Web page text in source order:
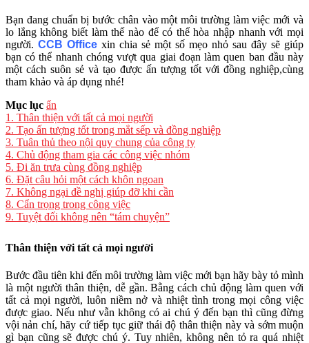
Bạn đang chuẩn bị bước chân vào một môi trường làm việc mới và
lo lắng không biết làm thế nào để có thể hòa nhập nhanh với mọi
người. CCB Office xin chia sẻ một số mẹo nhỏ sau đây sẽ giúp
bạn có thể nhanh chóng vượt qua giai đoạn làm quen ban đầu này
một cách suôn sẻ và tạo được ấn tượng tốt với đồng nghiệp,cùng
tham khảo và áp dụng nhé!
Mục lục ẩn
1. Thân thiện với tất cả mọi người
2. Tạo ấn tượng tốt trong mắt sếp và đồng nghiệp
3. Tuân thủ theo nội quy chung của công ty
4. Chủ động tham gia các công việc nhóm
5. Đi ăn trưa cùng đồng nghiệp
6. Đặt câu hỏi một cách khôn ngoan
7. Không ngại đề nghị giúp đỡ khi cần
8. Cẩn trọng trong công việc
9. Tuyệt đối không nên “tám chuyện”
Thân thiện với tất cả mọi người
Bước đầu tiên khi đến môi trường làm việc mới bạn hãy bày tỏ mình
là một người thân thiện, dễ gần. Bằng cách chủ động làm quen với
tất cả mọi người, luôn niềm nở và nhiệt tình trong mọi công việc
được giao. Nếu như vẫn không có ai chú ý đến bạn thì cũng đừng
vội nản chí, hãy cứ tiếp tục giữ thái độ thân thiện này và sớm muộn
gì bạn cũng sẽ được chú ý. Tuy nhiên, không nên tỏ ra quá nhiệt